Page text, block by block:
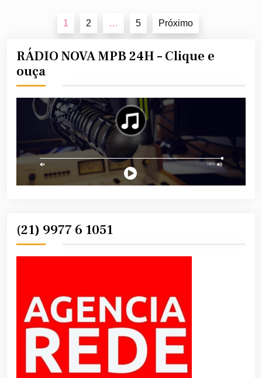
Navegação
posts
1 2 … 5 Próximo
RÁDIO NOVA MPB 24H – Clique e
ouça
(21) 9977 6 1051